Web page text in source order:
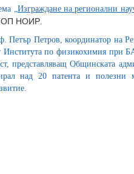
„Изграждане на регионални
ОП НОИР.
Петър Петров, координатор на
Института по физикохимия
представляващ Общинската
над 20 патента и